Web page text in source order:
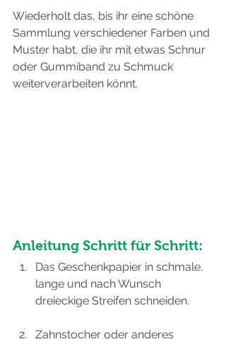
Wiederholt das, bis ihr eine schöne
Sammlung verschiedener Farben und
Muster habt, die ihr mit etwas Schnur
oder Gummiband zu Schmuck
weiterverarbeiten könnt.
Anleitung Schritt für Schritt:
Das Geschenkpapier in schmale,
lange und nach Wunsch
dreieckige Streifen schneiden.
Zahnstocher oder anderes